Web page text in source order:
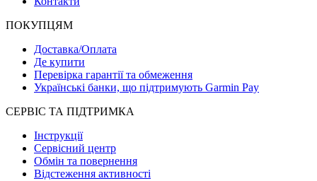
ПОКУПЦЯМ
Доставка/Оплата
Де купити
Перевірка гарантії та обмеження
Українські банки, що підтримують Garmin Pay
СЕРВІС ТА ПІДТРИМКА
Інструкції
Сервісний центр
Обмін та повернення
Відстеження активності